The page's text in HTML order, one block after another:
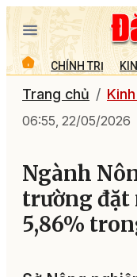
CHÍNH TRỊ
Trang chủ
06:55, 22/05/2026
Ngành
trường đặt
5,86%